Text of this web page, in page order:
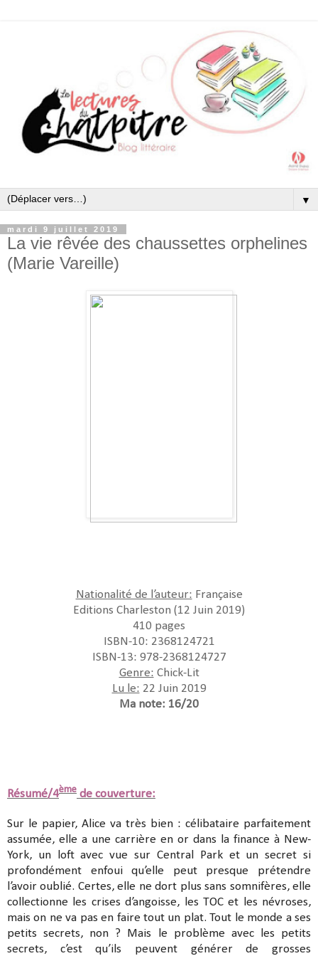
▼
mardi 9 juillet 2019
La vie rêvée des chaussettes orphelines
(Marie Vareille)
Nationalité de l’auteur: Française
Editions Charleston (12 Juin 2019)
410 pages
ISBN-10: 2368124721
ISBN-13: 978-2368124727
Genre: Chick-Lit
Lu le: 22 Juin 2019
Ma note: 16/20
Résumé/4ème de couverture:
Sur le papier, Alice va très bien : célibataire parfaitement
assumée, elle a une carrière en or dans la finance à New-
York, un loft avec vue sur Central Park et un secret si
profondément enfoui qu’elle peut presque prétendre
l’avoir oublié. Certes, elle ne dort plus sans somnifères, elle
collectionne les crises d’angoisse, les TOC et les névroses,
mais on ne va pas en faire tout un plat. Tout le monde a ses
petits secrets, non ? Mais le problème avec les petits
secrets, c’est qu’ils peuvent générer de grosses